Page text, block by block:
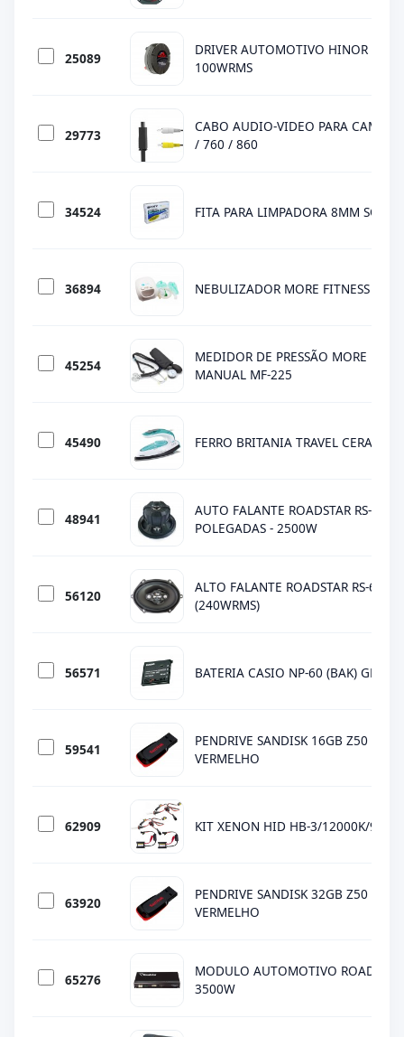
25089
DRIVER AUTOMOTIVO HINOR HDI-
100WRMS
29773
CABO AUDIO-VIDEO PARA
/ 760 / 860
34524 FITA PARA LIMPADORA 8MM SONY
36894 NEBULIZADOR MORE FITNESS MF-
45254
MEDIDOR DE PRESSÃO MORE
MANUAL MF-225
45490 FERRO BRITANIA TRAVEL CERAMIC
48941
AUTO FALANTE ROADSTAR RS-
POLEGADAS - 2500W
56120
ALTO FALANTE ROADSTAR RS-
(240WRMS)
56571 BATERIA CASIO NP-60 (BAK)
59541
PENDRIVE SANDISK 16GB Z50 -
VERMELHO
62909 KIT XENON HID HB-3/12000K/9005
63920
PENDRIVE SANDISK 32GB Z50 -
VERMELHO
65276
MODULO AUTOMOTIVO
3500W